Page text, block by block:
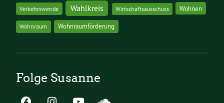
Verkehrswende Wahlkreis Wirtschaftsausschuss Wohnen
Wohnraum Wohnraumförderung
Folge Susanne